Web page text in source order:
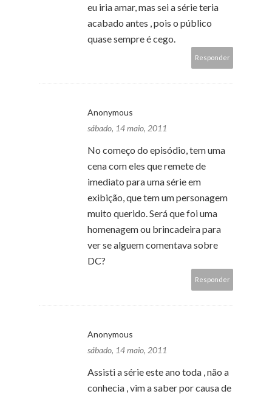
eu iria amar, mas sei a série teria
acabado antes , pois o público
quase sempre é cego.
Responder
Anonymous
sábado, 14 maio, 2011
No começo do episódio, tem uma
cena com eles que remete de
imediato para uma série em
exibição, que tem um personagem
muito querido. Será que foi uma
homenagem ou brincadeira para
ver se alguem comentava sobre
DC?
Responder
Anonymous
sábado, 14 maio, 2011
Assisti a série este ano toda , não a
conhecia , vim a saber por causa de